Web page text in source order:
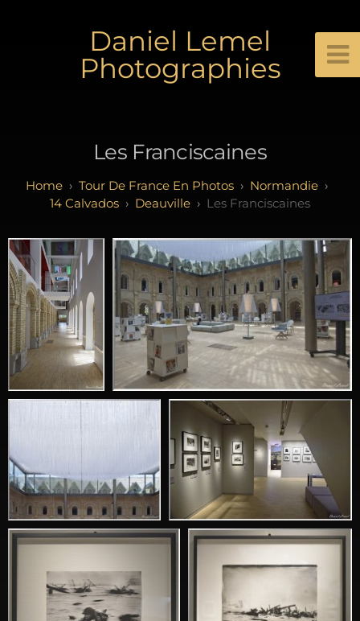
Daniel Lemel
Photographies
Les Franciscaines
Tour De France En Photos
Normandie
14 Calvados
Deauville Les Franciscaines